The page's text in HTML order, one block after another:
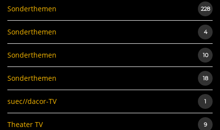
Sonderthemen 228
Sonderthemen 4
Sonderthemen 10
Sonderthemen 18
suec//dacor-TV 1
Theater TV 9